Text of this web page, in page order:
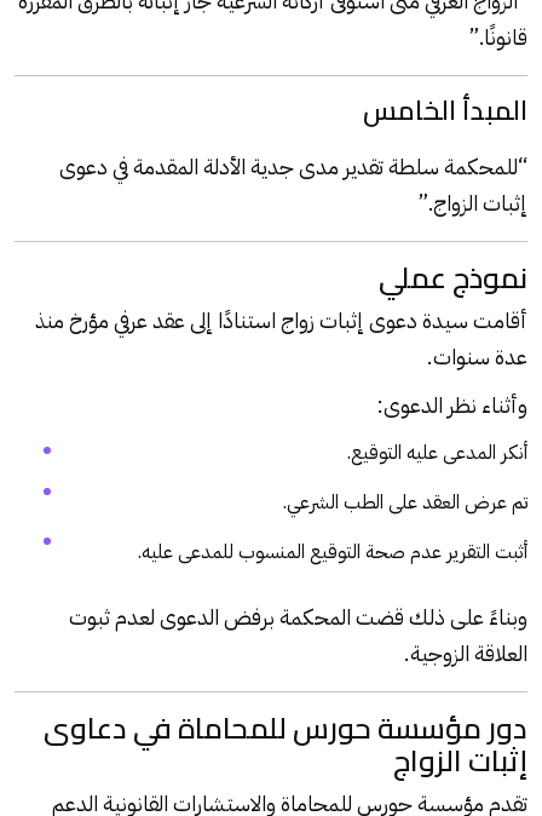
قانونًا.”
المبدأ الخامس
“للمحكمة سلطة تقدير مدى جدية الأدلة المقدمة في دعوى
إثبات الزواج.”
نموذج عملي
أقامت سيدة دعوى إثبات زواج استنادًا إلى عقد عرفي مؤرخ منذ
عدة سنوات.
وأثناء نظر الدعوى:
أنكر المدعى عليه التوقيع.
تم عرض العقد على الطب الشرعي.
أثبت التقرير عدم صحة التوقيع المنسوب للمدعى عليه.
وبناءً على ذلك قضت المحكمة برفض الدعوى لعدم ثبوت
العلاقة الزوجية.
دور مؤسسة حورس للمحاماة في دعاوى
إثبات الزواج
تقدم مؤسسة حورس للمحاماة والاستشارات القانونية الدعم